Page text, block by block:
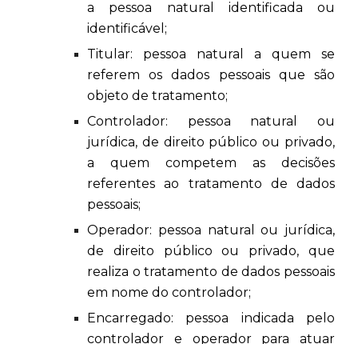
a pessoa natural identificada ou
identificável;
Titular: pessoa natural a quem se
referem os dados pessoais que são
objeto de tratamento;
Controlador: pessoa natural ou
jurídica, de direito público ou privado,
a quem competem as decisões
referentes ao tratamento de dados
pessoais;
Operador: pessoa natural ou jurídica,
de direito público ou privado, que
realiza o tratamento de dados pessoais
em nome do controlador;
Encarregado: pessoa indicada pelo
controlador e operador para atuar